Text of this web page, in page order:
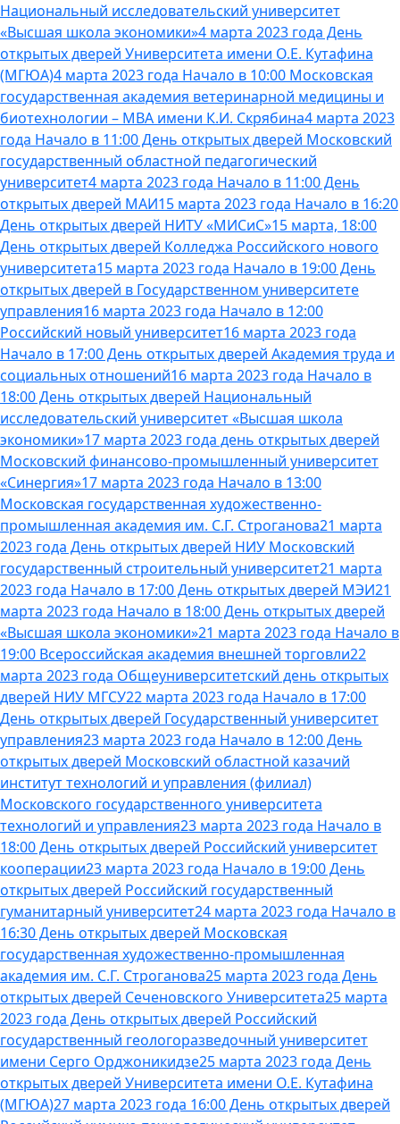
Национальный исследовательский университет
«Высшая школа экономики»4 марта 2023 года День
открытых дверей Университета имени О.Е. Кутафина
(МГЮА)4 марта 2023 года Начало в 10:00 Московская
государственная академия ветеринарной медицины и
биотехнологии – МВА имени К.И. Скрябина4 марта 2023
года Начало в 11:00 День открытых дверей Московский
государственный областной педагогический
университет4 марта 2023 года Начало в 11:00 День
открытых дверей МАИ15 марта 2023 года Начало в 16:20
День открытых дверей НИТУ «МИСиС»15 марта, 18:00
День открытых дверей Колледжа Российского нового
университета15 марта 2023 года Начало в 19:00 День
открытых дверей в Государственном университете
управления16 марта 2023 года Начало в 12:00
Российский новый университет16 марта 2023 года
Начало в 17:00 День открытых дверей Академия труда и
социальных отношений16 марта 2023 года Начало в
18:00 День открытых дверей Национальный
исследовательский университет «Высшая школа
экономики»17 марта 2023 года день открытых дверей
Московский финансово-промышленный университет
«Синергия»17 марта 2023 года Начало в 13:00
Московская государственная художественно-
промышленная академия им. С.Г. Строганова21 марта
2023 года День открытых дверей НИУ Московский
государственный строительный университет21 марта
2023 года Начало в 17:00 День открытых дверей МЭИ21
марта 2023 года Начало в 18:00 День открытых дверей
«Высшая школа экономики»21 марта 2023 года Начало в
19:00 Всероссийская академия внешней торговли22
марта 2023 года Общеуниверситетский день открытых
дверей НИУ МГСУ22 марта 2023 года Начало в 17:00
День открытых дверей Государственный университет
управления23 марта 2023 года Начало в 12:00 День
открытых дверей Московский областной казачий
институт технологий и управления (филиал)
Московского государственного университета
технологий и управления23 марта 2023 года Начало в
18:00 День открытых дверей Российский университет
кооперации23 марта 2023 года Начало в 19:00 День
открытых дверей Российский государственный
гуманитарный университет24 марта 2023 года Начало в
16:30 День открытых дверей Московская
государственная художественно-промышленная
академия им. С.Г. Строганова25 марта 2023 года День
открытых дверей Сеченовского Университета25 марта
2023 года День открытых дверей Российский
государственный геологоразведочный университет
имени Серго Орджоникидзе25 марта 2023 года День
открытых дверей Университета имени О.Е. Кутафина
(МГЮА)27 марта 2023 года 16:00 День открытых дверей